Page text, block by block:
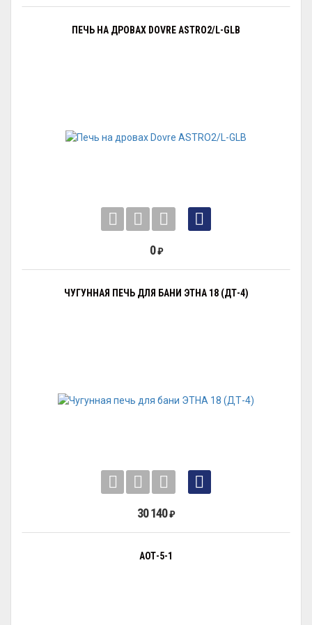
ПЕЧЬ НА ДРОВАХ DOVRE ASTRO2/L-GLB
0₽
ЧУГУННАЯ ПЕЧЬ ДЛЯ БАНИ ЭТНА 18 (ДТ-4)
30 140₽
АОТ-5-1